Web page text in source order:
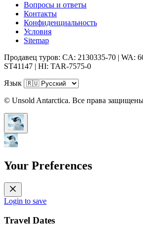
Вопросы и ответы
Контакты
Конфиденциальность
Условия
Sitemap
Продавец туров: CA: 2130335-70 | WA:
ST41147 | HI: TAR-7575-0
Язык
© Unsold Antarctica. Все права
Your Preferences
Login to save
Travel Dates